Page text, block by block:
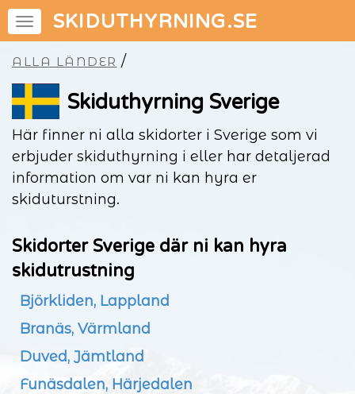
SKIDUTHYRNING.SE
ALLA LÄNDER /
Skiduthyrning Sverige
Här finner ni alla skidorter i Sverige som vi
erbjuder skiduthyrning i eller har detaljerad
information om var ni kan hyra er
skiduturstning.
Skidorter Sverige där ni kan hyra
skidutrustning
Björkliden, Lappland
Branäs, Värmland
Duved, Jämtland
Funäsdalen, Härjedalen